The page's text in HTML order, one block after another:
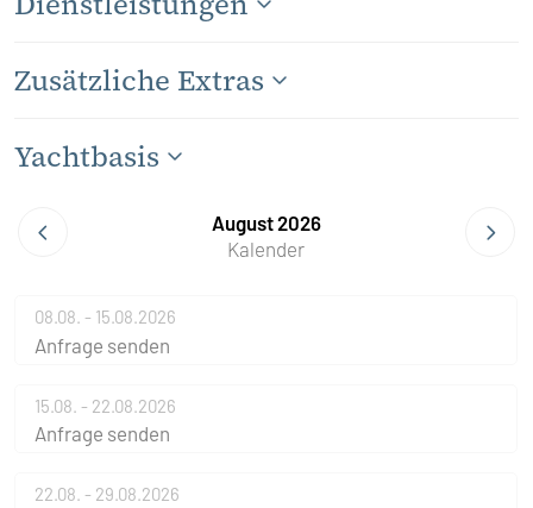
Zusätzliche Extras
Yachtbasis
August 2026
Kalender
08.08. - 15.08.2026
Anfrage senden
15.08. - 22.08.2026
Anfrage senden
22.08. - 29.08.2026